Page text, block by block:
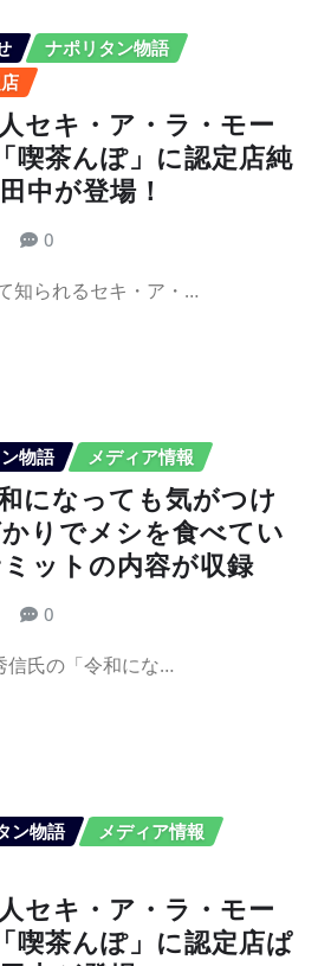
ナポリタン物語
セキ・ア・ラ・モー
喫茶んぽ」に認定店純
中が登場！
0
知られるセキ・ア・…
物語 メディア情報
になっても気がつけ
りでメシを食べてい
ットの内容が収録
0
信氏の「令和にな…
ン物語
メディア情報
セキ・ア・ラ・モー
喫茶んぽ」に認定店ぱ